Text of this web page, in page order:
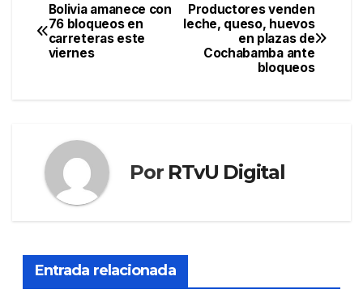
Navegación
de
Productores venden
leche, queso, huevos
en plazas de
Cochabamba ante
bloqueos
Bolivia amanece con
76 bloqueos en
carreteras este
viernes
Por RTvU Digital
Entrada relacionada